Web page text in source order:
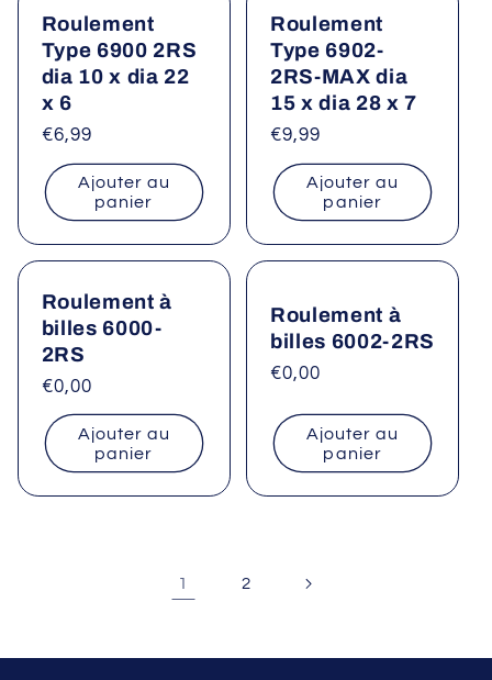
Roulement
Type 6900 2RS
dia 10 x dia 22
x 6
Prix
habituel
€6,99
Ajouter au
panier
Roulement
Type 6902-
2RS-MAX dia
15 x dia 28 x 7
Prix
habituel
€9,99
Ajouter au
panier
Roulement à
billes 6000-
2RS
Prix
habituel
€0,00
Ajouter au
panier
Roulement à
billes 6002-2RS
Prix
€0,00
Ajouter au
panier
1 2